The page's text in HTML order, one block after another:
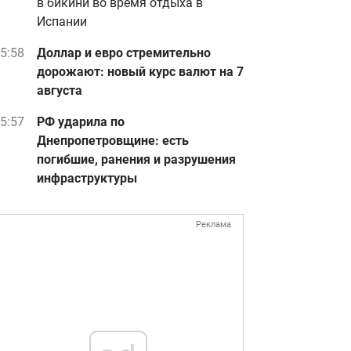
Испании
Доллар и евро стремительно
дорожают: новый курс валют на 7
августа
РФ ударила по
Днепропетровщине: есть
погибшие, ранения и разрушения
инфраструктуры
Реклама